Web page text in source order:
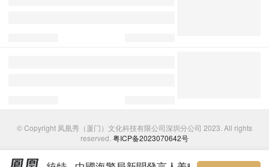
© Copyright 凤凰秀（厦门）文化科技有限公司深圳分公司 2023. All rights
reserved. 粤ICP备2023070642号